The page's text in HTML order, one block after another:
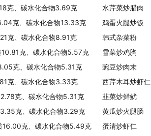
克、碳水化合物3.69克 水芹菜炒腊肉
克、碳水化合物13.33克 鸡蛋火腿炒饭
克、碳水化合物8.91克 韩式杂菜粉
克、碳水化合物5.57克 雪菜炒鸡胸
克、碳水化合物5.31克 豌豆炒肉末
克、碳水化合物3.33克 西芹木耳炒虾仁
克、碳水化合物5.31克 韭菜炒鲜鱿
克、碳水化合物3.29克 黄瓜炒火腿肠
克、碳水化合物5.49克 蛋清炒虾仁